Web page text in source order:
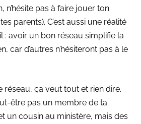
n’hésite pas à faire jouer ton
parents). C’est aussi une réalité
: avoir un bon réseau simplifie la
car d’autres n’hésiteront pas à le
réseau, ça veut tout et rien dire.
être pas un membre de ta
un cousin au ministère, mais des